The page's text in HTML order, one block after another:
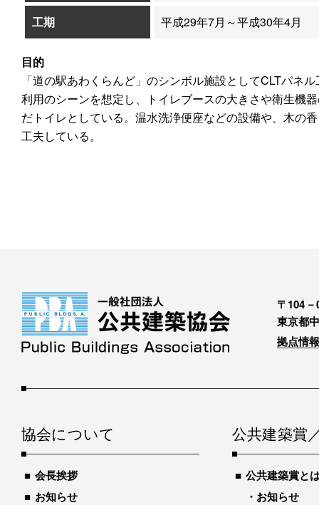
工期 平成29年7月～平成30年4月
目的
「道の駅あわくらんど」のシンボル施設としてCLTパネ
利用のシーンを想定し、トイレブースの大きさや衛生機
だトイレとしている。温水洗浄便座などの設備や、木の
工夫している。
〒104－
東京都
拠点情
協会について
会長挨拶
お知らせ
公共建築賞
公共建築賞と
お知らせ